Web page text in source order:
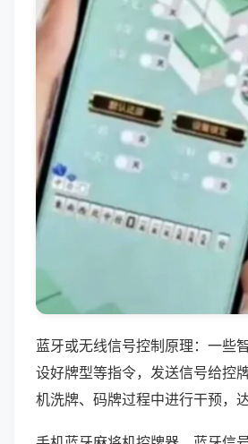
蓝牙或无线信号控制原理：一些
设好牌型等指令，发送信号给控
机洗牌、码牌过程中进行干预，